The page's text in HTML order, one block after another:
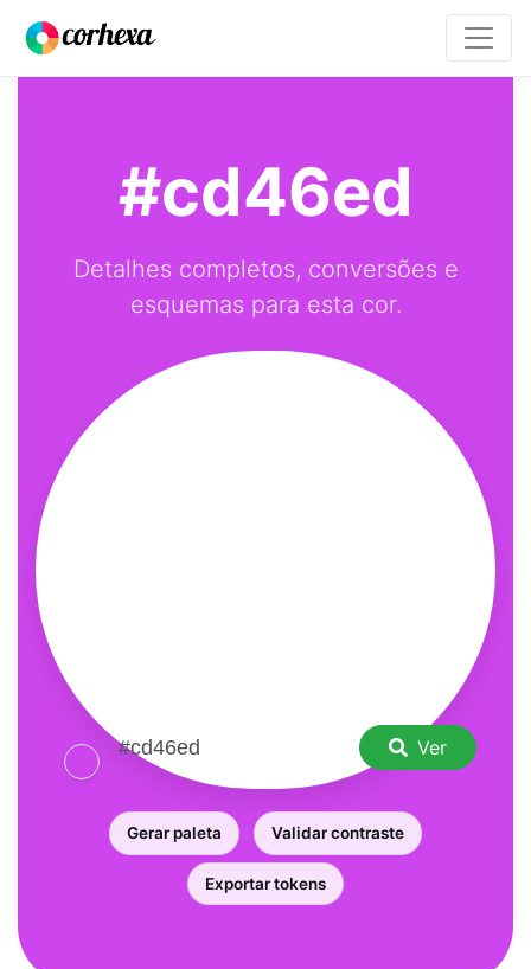
#cd46ed
Detalhes completos, conversões e
esquemas para esta cor.
Ver
Gerar paleta Validar contraste
Exportar tokens